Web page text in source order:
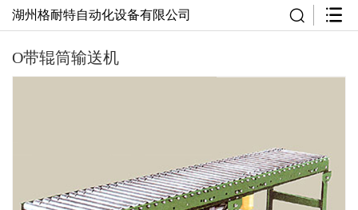
湖州格耐特自动化设备有限公司
O带辊筒输送机